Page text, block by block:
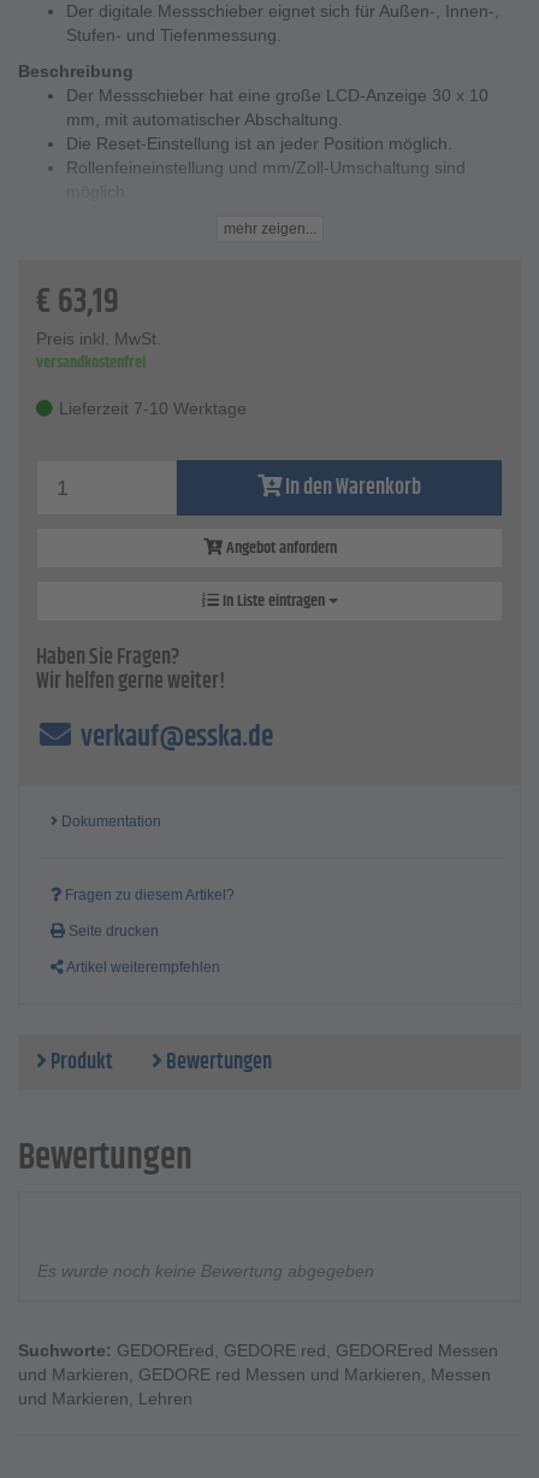
Der digitale Messschieber eignet sich für Außen-, Innen-,
Stufen- und Tiefenmessung.
Beschreibung
Der Messschieber hat eine große LCD-Anzeige 30 x 10
mm, mit automatischer Abschaltung.
Die Reset-Einstellung ist an jeder Position möglich.
Rollenfeineinstellung und mm/Zoll-Umschaltung sind
angeschliffene Schnabelenden.
Ersatzbatterie, mit Betriebsanleitung geliefert.
Der Anschluß an eine PC-Schnittstelle ist vorhanden.
Eine Feststellschraube ermöglicht die Messwertfixierung.
Eine Gewindetabelle befindet sich auf der Rückseite.
Technische Daten
Maße (L x B x H) - 250 x 90 x 28 mm
mehr zeigen...
€63,19
Preis inkl. MwSt.
versandkostenfrei
Lieferzeit 7-10 Werktage
In den Warenkorb
Angebot anfordern
In Liste eintragen
Haben Sie Fragen?
Wir helfen gerne weiter!
verkauf@esska.de
Dokumentation
Fragen zu diesem Artikel?
Seite drucken
Artikel weiterempfehlen
Produkt Bewertungen
Bewertungen
Es wurde noch keine Bewertung abgegeben
Suchworte: GEDOREred, GEDORE red, GEDOREred Messen
und Markieren, GEDORE red Messen und Markieren, Messen
und Markieren, Lehren